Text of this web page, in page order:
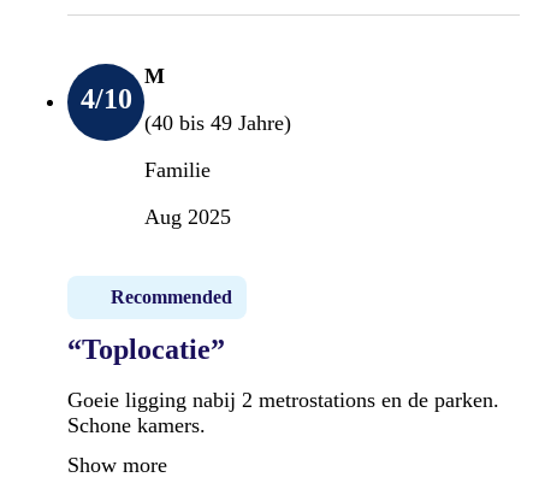
4/10
M
(40 bis 49 Jahre)
Familie
Aug 2025
Recommended
“Toplocatie”
Goeie ligging nabij 2 metrostations en de parken.
Schone kamers.
Show more